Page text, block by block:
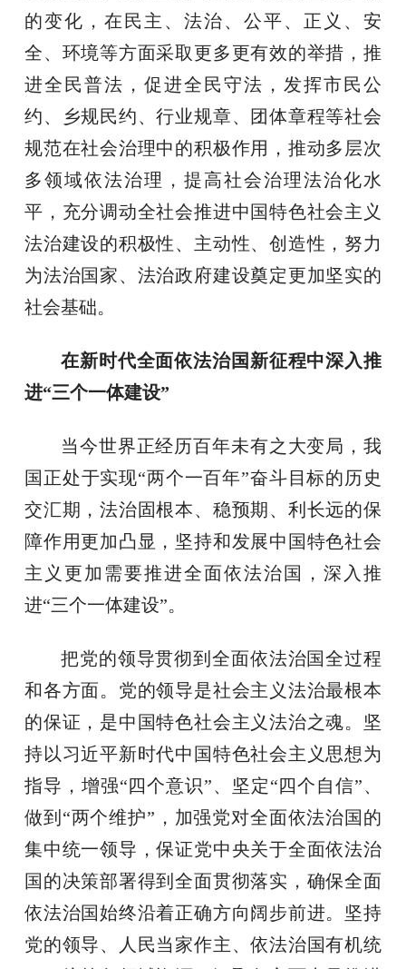
的变化，在民主、法治、公平、正义、安
全、环境等方面采取更多更有效的举措，推
进全民普法，促进全民守法，发挥市民公
约、乡规民约、行业规章、团体章程等社会
规范在社会治理中的积极作用，推动多层次
多领域依法治理，提高社会治理法治化水
平，充分调动全社会推进中国特色社会主义
法治建设的积极性、主动性、创造性，努力
为法治国家、法治政府建设奠定更加坚实的
社会基础。
在新时代全面依法治国新征程中深入推
进“三个一体建设”
当今世界正经历百年未有之大变局，我
国正处于实现“两个一百年”奋斗目标的历史
交汇期，法治固根本、稳预期、利长远的保
障作用更加凸显，坚持和发展中国特色社会
主义更加需要推进全面依法治国，深入推
进“三个一体建设”。
把党的领导贯彻到全面依法治国全过程
和各方面。党的领导是社会主义法治最根本
的保证，是中国特色社会主义法治之魂。坚
持以习近平新时代中国特色社会主义思想为
指导，增强“四个意识”、坚定“四个自信”、
做到“两个维护”，加强党对全面依法治国的
集中统一领导，保证党中央关于全面依法治
国的决策部署得到全面贯彻落实，确保全面
依法治国始终沿着正确方向阔步前进。坚持
党的领导、人民当家作主、依法治国有机统